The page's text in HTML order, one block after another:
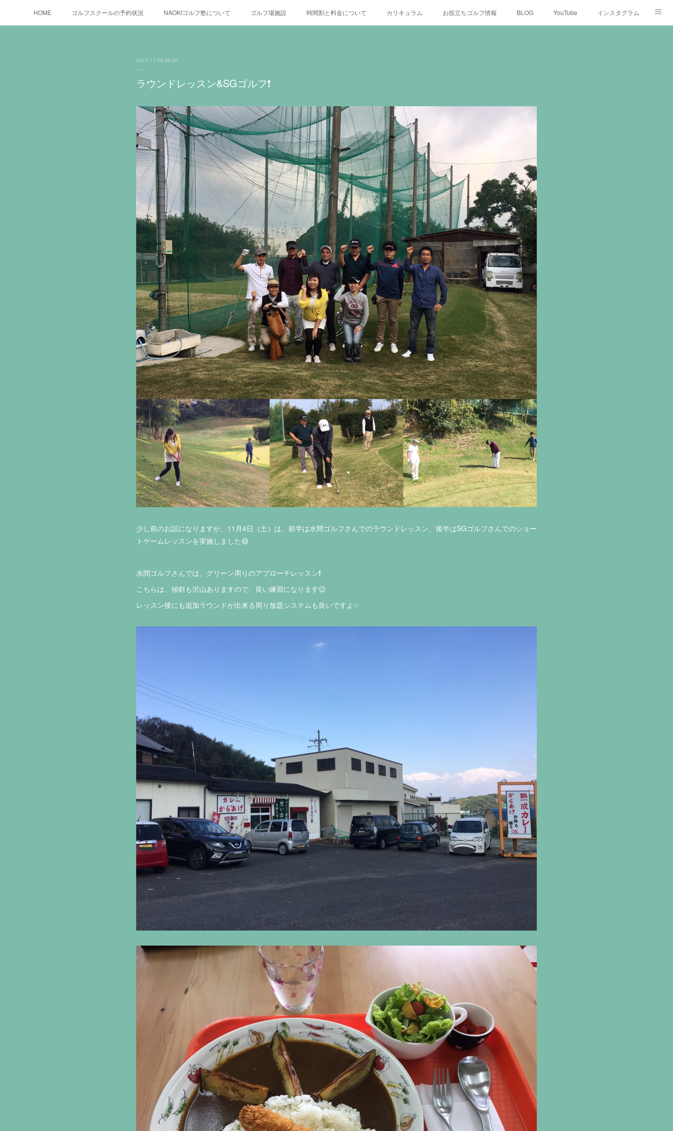
HOME ゴルフスクールの予約状況 NAOKIゴルフ塾について ゴルフ場施設 時間割と料金について カリキュラム お役立ちゴルフ情報 BLOG YouTube インスタグラム
2017.11.08 06:20
ラウンドレッスン&SGゴルフ❗️
少し前のお話になりますが、11月4日（土）は、前半は水間ゴルフさんでのラウンドレッスン、後半はSGゴルフさんでのショー
トゲームレッスンを実施しました😄
水間ゴルフさんでは、グリーン周りのアプローチレッスン❗️
こちらは、傾斜も沢山ありますので、良い練習になります😉
レッスン後にも追加ラウンドが出来る周り放題システムも良いですよ✨